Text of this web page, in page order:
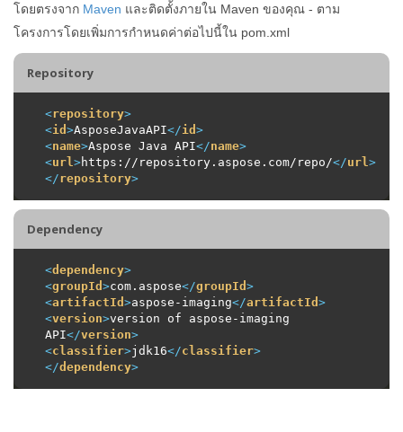
โดยตรงจาก Maven และติดตั้งภายใน Maven ของคุณ - ตาม
โครงการโดยเพิ่มการกำหนดค่าต่อไปนี้ใน pom.xml
Repository
<repository>
<id >AsposeJavaAPI</id >
<name>Aspose Java API</name>
<url >https://repository.aspose.com/repo/</url >
</repository>
Dependency
<dependency>
<groupId >com.aspose</groupId >
<artifactId >aspose-imaging</artifactId >
<version>version of aspose-imaging
API</version>
<classifier>jdk16</classifier>
</dependency>